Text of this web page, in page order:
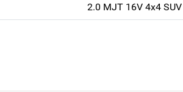
2.0 MJT 16V 4x4